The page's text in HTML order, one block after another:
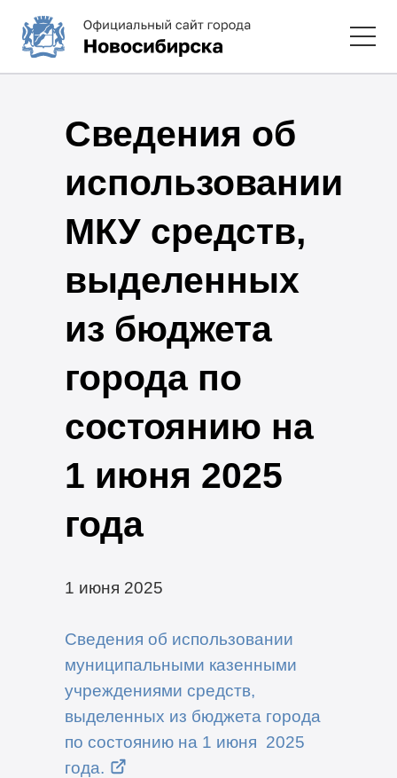
Сведения об
использовании
МКУ средств,
выделенных
из бюджета
города по
состоянию на
1 июня 2025
года
1 июня 2025
Сведения об использовании
муниципальными казенными
учреждениями средств,
выделенных из бюджета города
по состоянию на 1 июня 2025
года.